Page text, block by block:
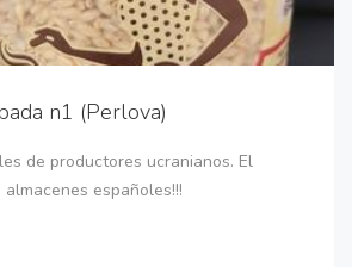
n1 (Perlova)
de productores ucranianos. El
españoles!!!